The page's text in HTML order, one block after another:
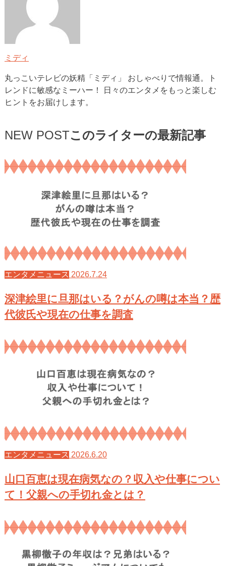
ミディ
丸っこいテレビの妖精「ミディ」 おしゃべりで情報通。ト
レンドに敏感なミーハー！ 日々のエンタメをもっと楽しむ
ヒントをお届けします。
NEW POSTこのライターの最新記事
エンタメニュース 2026.7.24
深津絵里に旦那はいる？がんの噂は本当？歴
代彼氏や現在の仕事を調査
エンタメニュース 2026.6.20
山口百恵は現在病気なの？収入や仕事につい
て！父親への手切れ金とは？